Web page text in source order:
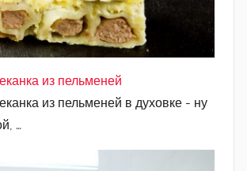
из пельменей
из пельменей в духовке - ну
…